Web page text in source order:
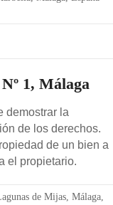
1, Málaga
demostrar la
de los derechos.
de un bien a
el propietario.
de Mijas, Málaga,